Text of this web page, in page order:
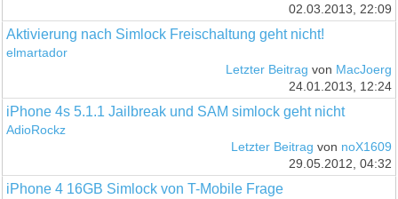
02.03.2013, 22:09
Aktivierung nach Simlock Freischaltung geht nicht!
elmartador
Letzter Beitrag von MacJoerg
24.01.2013, 12:24
iPhone 4s 5.1.1 Jailbreak und SAM simlock geht nicht
AdioRockz
Letzter Beitrag von noX1609
29.05.2012, 04:32
iPhone 4 16GB Simlock von T-Mobile Frage